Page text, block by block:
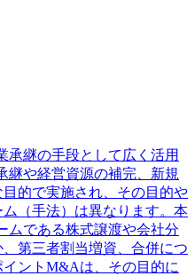
継の手段として広く活用
継や経営資源の補完、新規
的で実施され、その目的や
（手法）は異なります。本
ムである株式譲渡や会社分
第三者割当増資、合併につ
ントM&Aは、その目的に